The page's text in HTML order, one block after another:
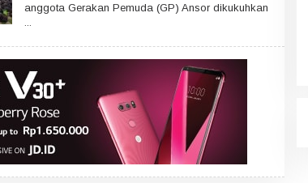
H
anggota Gerakan Pemuda (GP) Ansor dikukuhkan